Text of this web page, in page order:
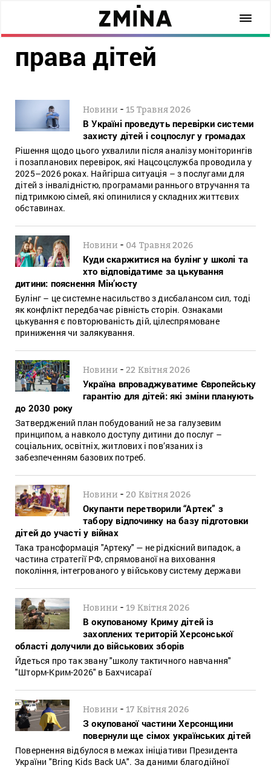
права дітей
Новини -15 Травня 2026
В Україні проведуть перевірки системи
захисту дітей і соцпослуг у громадах
Рішення щодо цього ухвалили після аналізу моніторингів
і позапланових перевірок, які Нацсоцслужба проводила у
2025–2026 роках. Найгірша ситуація – з послугами для
дітей з інвалідністю, програмами раннього втручання та
підтримкою сімей, які опинилися у складних життєвих
обставинах.
Новини - 04 Травня 2026
Куди скаржитися на булінг у школі та
хто відповідатиме за цькування
дитини: пояснення Мін’юсту
Булінг – це системне насильство з дисбалансом сил, тоді
як конфлікт передбачає рівність сторін. Ознаками
цькування є повторюваність дій, цілеспрямоване
приниження чи залякування.
Новини -22 Квітня 2026
Україна впроваджуватиме Європейську
гарантію для дітей: які зміни планують
до 2030 року
Затверджений план побудований не за галузевим
принципом, а навколо доступу дитини до послуг –
соціальних, освітніх, житлових і пов’язаних із
забезпеченням базових потреб.
Новини -20 Квітня 2026
Окупанти перетворили “Артек” з
табору відпочинку на базу підготовки
дітей до участі у війнах
Така трансформація "Артеку" — не рідкісний випадок, а
частина стратегії РФ, спрямованої на виховання
покоління, інтегрованого у військову систему держави
Новини -19 Квітня 2026
В окупованому Криму дітей із
захоплених територій Херсонської
області долучили до військових зборів
Йдеться про так звану "школу тактичного навчання"
"Шторм-Крим-2026" в Бахчисараї
Новини -17 Квітня 2026
З окупованої частини Херсонщини
повернули ще сімох українських дітей
Повернення відбулося в межах ініціативи Президента
України "Bring Kids Back UA". За даними благодійної